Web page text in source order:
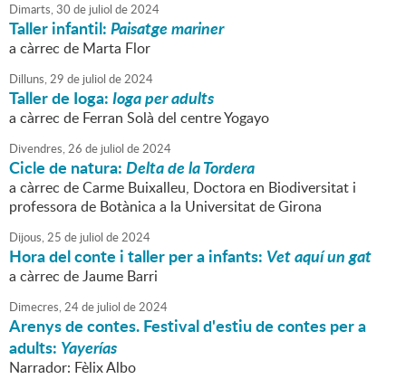
Dimarts,30 de juliol de2024
Taller infantil:Paisatge mariner
a càrrec de Marta Flor
Dilluns,29 de juliol de2024
Taller de Ioga:Ioga per adults
a càrrec de Ferran Solà del centre Yogayo
Divendres,26 de juliol de2024
Cicle de natura:Delta de la Tordera
a càrrec de Carme Buixalleu, Doctora en Biodiversitat i
professora de Botànica a la Universitat de Girona
Dijous,25 de juliol de2024
Hora del conte i taller per a infants: Vet aquí un gat
a càrrec de Jaume Barri
Dimecres,24de juliol de2024
Arenys de contes. Festival d'estiu de contes per a
adults: Yayerías
Narrador: Fèlix Albo